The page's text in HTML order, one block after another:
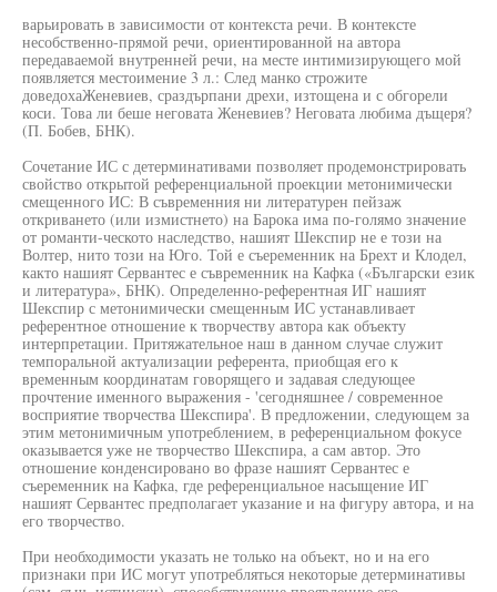
варьировать в зависимости от контекста речи. В контексте
несобственно-прямой речи, ориентированной на автора
передаваемой внутренней речи, на месте интимизирующего мой
появляется местоимение 3 л.: След манко строжите
доведохаЖеневиев, сраздърпани дрехи, изтощена и с обгорели
коси. Това ли беше неговата Женевиев? Неговата любима дъщеря?
(П. Бобев, БНК).
Сочетание ИС с детерминативами позволяет продемонстрировать
свойство открытой референциальной проекции метонимически
смещенного ИС: В съвременния ни литературен пейзаж
откриването (или измистнето) на Барока има по-голямо значение
от романти-ческото наследство, нашият Шекспир не е този на
Волтер, нито този на Юго. Той е съеременник на Брехт и Клодел,
както нашият Сервантес е съвременник на Кафка («Български език
и литература», БНК). Определенно-референтная ИГ нашият
Шекспир с метонимически смещенным ИС устанавливает
референтное отношение к творчеству автора как объекту
интерпретации. Притяжательное наш в данном случае служит
темпоральной актуализации референта, приобщая его к
временным координатам говорящего и задавая следующее
прочтение именного выражения - 'сегодняшнее / современное
восприятие творчества Шекспира'. В предложении, следующем за
этим метонимичным употреблением, в референциальном фокусе
оказывается уже не творчество Шекспира, а сам автор. Это
отношение конденсировано во фразе нашият Сервантес е
съеременник на Кафка, где референциальное насыщение ИГ
нашият Сервантес предполагает указание и на фигуру автора, и на
его творчество.
При необходимости указать не только на объект, но и на его
признаки при ИС могут употребляться некоторые детерминативы